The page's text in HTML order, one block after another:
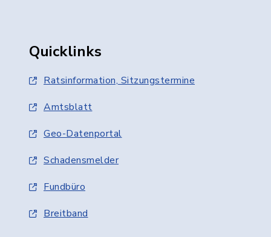
Quicklinks
Ratsinformation, Sitzungstermine
Amtsblatt
Geo-Datenportal
Schadensmelder
Fundbüro
Breitband